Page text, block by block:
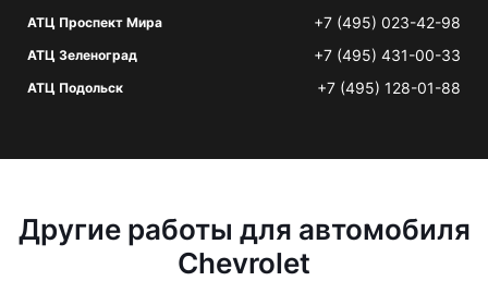
АТЦ Проспект Мира +7 (495) 023-42-98
АТЦ Зеленоград +7 (495) 431-00-33
АТЦ Подольск +7 (495) 128-01-88
Другие работы для автомобиля
Chevrolet